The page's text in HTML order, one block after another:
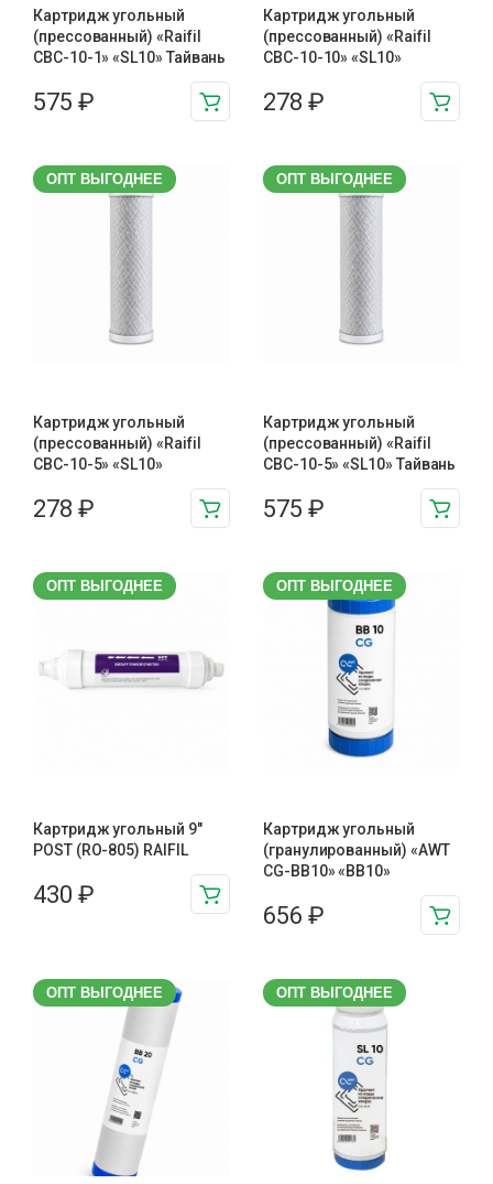
Картридж угольный
(прессованный) «Raifil
CBC-10-1» «SL10» Тайвань
575 ₽
Картридж угольный
(прессованный) «Raifil
CBC-10-10» «SL10»
278 ₽
ОПТ ВЫГОДНЕЕ
Картридж угольный
(прессованный) «Raifil
CBC-10-5» «SL10»
278 ₽
ОПТ ВЫГОДНЕЕ
Картридж угольный
(прессованный) «Raifil
CBC-10-5» «SL10» Тайвань
575 ₽
ОПТ ВЫГОДНЕЕ
Картридж угольный 9″
POST (RO-805) RAIFIL
430 ₽
ОПТ ВЫГОДНЕЕ
Картридж угольный
(гранулированный) «AWT
CG-BB10» «BB10»
656 ₽
ОПТ ВЫГОДНЕЕ ОПТ ВЫГОДНЕЕ